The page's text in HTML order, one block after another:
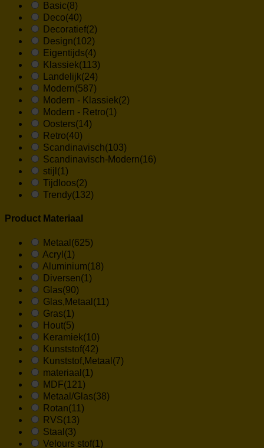
Basic(8)
Deco(40)
Decoratief(2)
Design(102)
Eigentijds(4)
Klassiek(113)
Landelijk(24)
Modern(587)
Modern - Klassiek(2)
Modern - Retro(1)
Oosters(14)
Retro(40)
Scandinavisch(103)
Scandinavisch-Modern(16)
stijl (1)
Tijdloos(2)
Trendy(132)
Product Materiaal
Metaal (625)
Acryl (1)
Aluminium(18)
Diversen(1)
Glas(90)
Glas,Metaal (11)
Gras(1)
Hout(5)
Keramiek(10)
Kunststof(42)
Kunststof,Metaal (7)
materiaal (1)
MDF(121)
Metaal/Glas(38)
Rotan(11)
RVS(13)
Staal (3)
Velours stof(1)